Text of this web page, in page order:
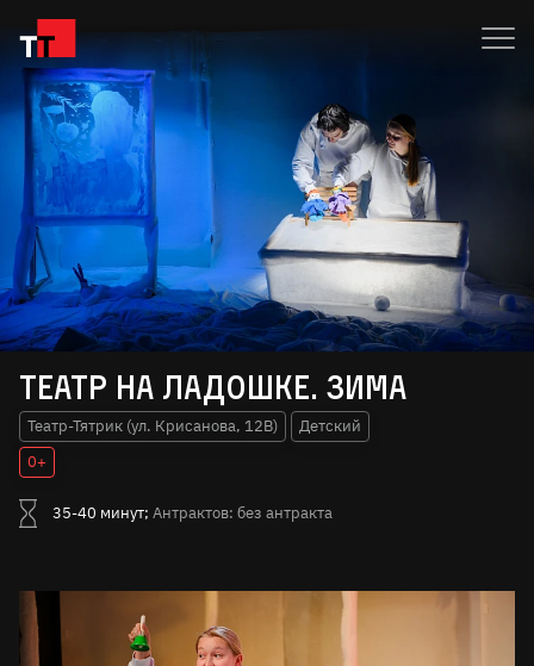
Театр на ладошке. Зима
Театр-Тятрик (ул. Крисанова, 12В)
Детский
0+
35-40 минут; Антрактов: без антракта